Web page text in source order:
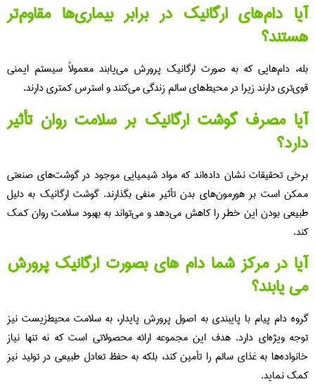
آیا دام‌های ارگانیک در برابر بیماری‌ها مقاوم‌تر
هستند؟
بله، دام‌هایی که به صورت ارگانیک پرورش می‌یابند معمولاً سیستم ایمنی
قوی‌تری دارند زیرا در محیط‌های سالم زندگی می‌کنند و استرس کمتری دارند.
آیا مصرف گوشت ارگانیک بر سلامت روان تأثیر
دارد؟
برخی تحقیقات نشان داده‌اند که مواد شیمیایی موجود در گوشت‌های صنعتی
ممکن است بر هورمون‌های بدن تأثیر منفی بگذارند. گوشت ارگانیک به دلیل
طبیعی بودن این خطر را کاهش می‌دهد و می‌تواند به بهبود سلامت روان کمک
کند.
آیا در مرکز شما دام های بصورت ارگانیک پرورش
می یابند؟
گروه دام پیام با پایبندی به اصول پرورش پایدار، به سلامت محیط‌زیست نیز
توجه ویژه‌ای دارد. هدف این مجموعه ارائه محصولاتی است که نه تنها نیاز
خانواده‌ها به غذای سالم را تأمین کند، بلکه به حفظ تعادل طبیعی در تولید نیز
کمک نماید.